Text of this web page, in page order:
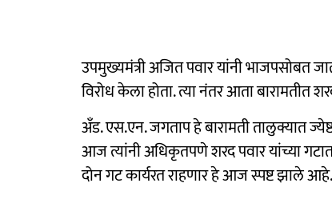
उपमुख्यमंत्री अजित पवार यांनी भाजपसोबत
विरोध केला होता. त्या नंतर आता बारामतीत
अँड. एस.एन. जगताप हे बारामती तालुक्यात
आज त्यांनी अधिकृतपणे शरद पवार यांच्या गटात
दोन गट कार्यरत राहणार हे आज स्पष्ट झाले आहे.